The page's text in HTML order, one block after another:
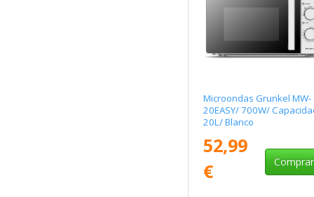
Microondas Grunkel MW-
20EASY/ 700W/
20L/ Blanco
52,99
€
Comprar